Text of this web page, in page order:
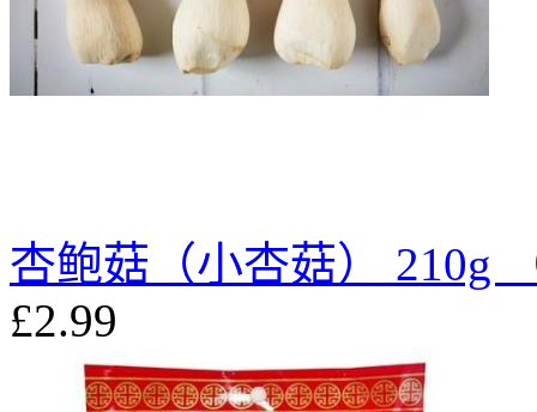
杏鲍菇（小杏菇） 210g
£2.99